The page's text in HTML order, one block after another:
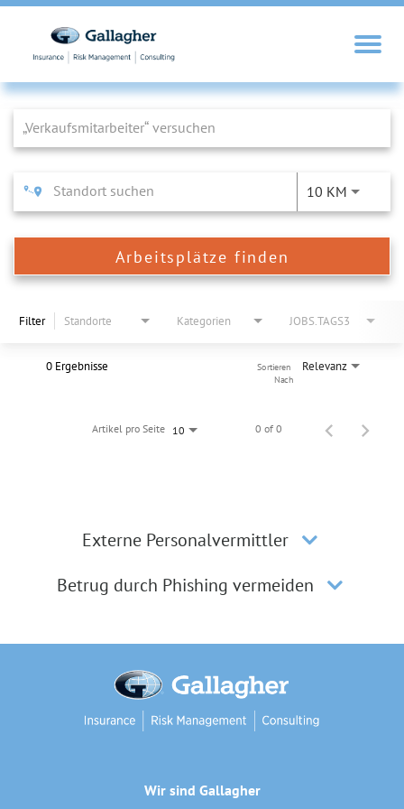
Job Search Page
10 KM
Arbeitsplätze finden
Filter Standorte Kategorien JOBS.TAGS3
0 Ergebnisse Relevanz
Sortieren
Nach
Artikel pro Seite 10 0 of 0
Externe Personalvermittler
Betrug durch Phishing vermeiden
Wir sind Gallagher